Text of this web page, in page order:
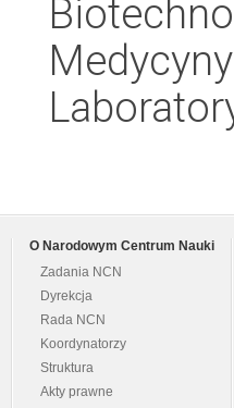
Medycyny
O Narodowym Centrum Nauki
Zadania NCN
Dyrekcja
Rada NCN
Koordynatorzy
Struktura
Akty prawne